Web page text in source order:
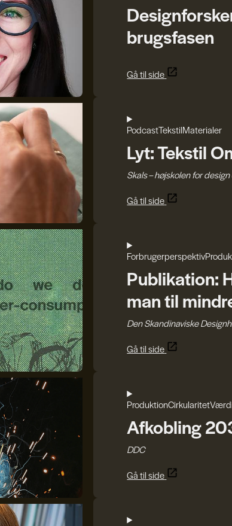
brugsfasen
Gå til side
PodcastTekstilMaterialer
Lyt: Tekstil
Skals – højskolen for
Gå til side
Forbrugerperspektiv
Publikation:
man til
Den Skandinaviske
Gå til side
ProduktionCirkularitet
Afkobling
DDC
Gå til side